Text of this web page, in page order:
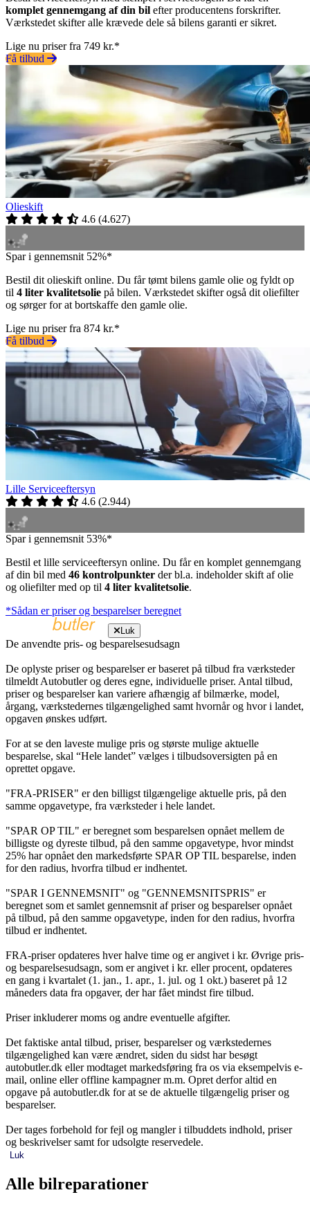
komplet gennemgang af din bil efter producentens forskrifter.
Værkstedet skifter alle krævede dele så bilens garanti er sikret.
Lige nu priser fra 749 kr.*
Få tilbud
Olieskift
4.6 (4.627)
Spar i gennemsnit 52%*
Bestil dit olieskift online. Du får tømt bilens gamle olie og fyldt op
til 4 liter kvalitetsolie på bilen. Værkstedet skifter også dit oliefilter
og sørger for at bortskaffe den gamle olie.
Lige nu priser fra 874 kr.*
Få tilbud
Lille Serviceeftersyn
4.6 (2.944)
Spar i gennemsnit 53%*
Bestil et lille serviceeftersyn online. Du får en komplet gennemgang
af din bil med 46 kontrolpunkter der bl.a. indeholder skift af olie
og oliefilter med op til 4 liter kvalitetsolie.
*Sådan er priser og besparelser beregnet
Luk
De anvendte pris- og besparelsesudsagn
De oplyste priser og besparelser er baseret på tilbud fra værksteder
tilmeldt Autobutler og deres egne, individuelle priser. Antal tilbud,
priser og besparelser kan variere afhængig af bilmærke, model,
årgang, værkstedernes tilgængelighed samt hvornår og hvor i landet,
opgaven ønskes udført.
For at se den laveste mulige pris og største mulige aktuelle
besparelse, skal “Hele landet” vælges i tilbudsoversigten på en
oprettet opgave.
"FRA-PRISER" er den billigst tilgængelige aktuelle pris, på den
samme opgavetype, fra værksteder i hele landet.
"SPAR OP TIL" er beregnet som besparelsen opnået mellem de
billigste og dyreste tilbud, på den samme opgavetype, hvor mindst
25% har opnået den markedsførte SPAR OP TIL besparelse, inden
for den radius, hvorfra tilbud er indhentet.
"SPAR I GENNEMSNIT" og "GENNEMSNITSPRIS" er
beregnet som et samlet gennemsnit af priser og besparelser opnået
på tilbud, på den samme opgavetype, inden for den radius, hvorfra
tilbud er indhentet.
FRA-priser opdateres hver halve time og er angivet i kr. Øvrige pris-
og besparelsesudsagn, som er angivet i kr. eller procent, opdateres
en gang i kvartalet (1. jan., 1. apr., 1. jul. og 1 okt.) baseret på 12
måneders data fra opgaver, der har fået mindst fire tilbud.
Priser inkluderer moms og andre eventuelle afgifter.
Det faktiske antal tilbud, priser, besparelser og værkstedernes
tilgængelighed kan være ændret, siden du sidst har besøgt
autobutler.dk eller modtaget markedsføring fra os via eksempelvis e-
mail, online eller offline kampagner m.m. Opret derfor altid en
opgave på autobutler.dk for at se de aktuelle tilgængelig priser og
besparelser.
Der tages forbehold for fejl og mangler i tilbuddets indhold, priser
og beskrivelser samt for udsolgte reservedele.
Luk
Alle bilreparationer